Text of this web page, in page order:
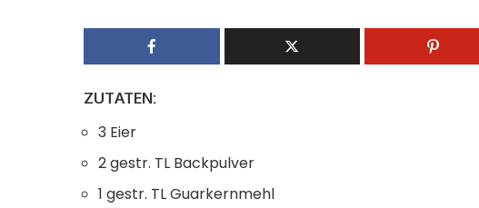
ZUTATEN:
3 Eier
2 gestr. TL Backpulver
1 gestr. TL Guarkernmehl